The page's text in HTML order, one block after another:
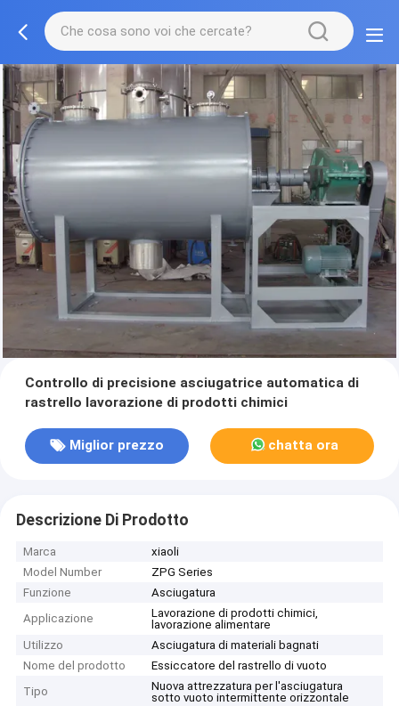
Controllo di precisione asciugatrice automatica di
rastrello lavorazione di prodotti chimici
Miglior prezzo chatta ora
Descrizione Di Prodotto
Marca
xiaoli
Model Number
ZPG Series
Funzione
Asciugatura
Applicazione
Lavorazione di prodotti chimici,
lavorazione alimentare
Utilizzo
Asciugatura di materiali bagnati
Nome del prodotto
Essiccatore del rastrello di vuoto
Tipo
Nuova attrezzatura per l'asciugatura
sotto vuoto intermittente orizzontale